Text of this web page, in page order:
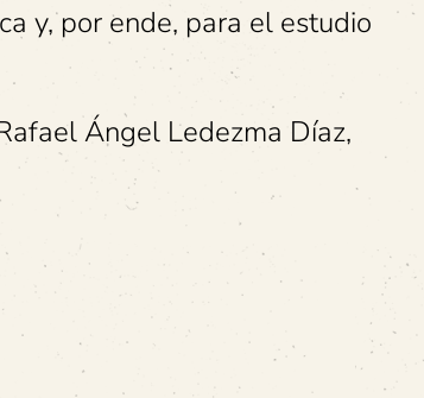
y, por ende, para el estudio
Ángel Ledezma Díaz,